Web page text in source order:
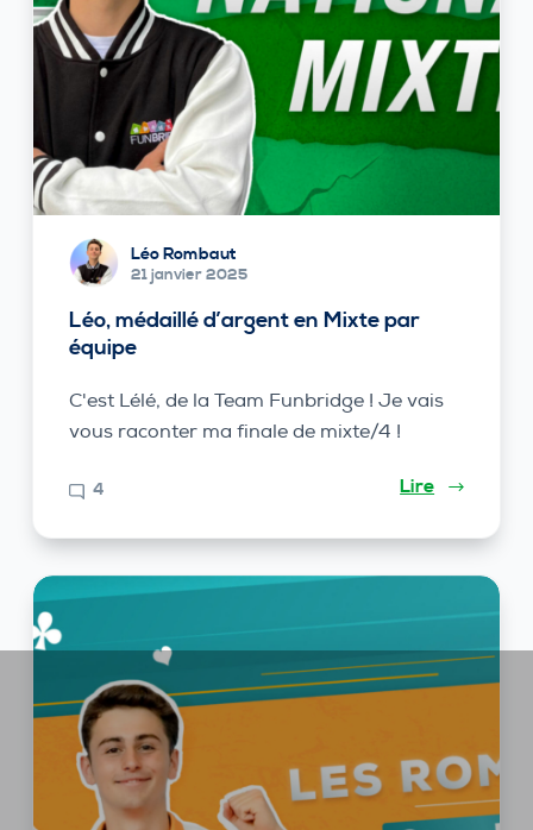
Léo Rombaut
21 janvier 2025
Léo, médaillé d’argent en Mixte par
équipe
C'est Lélé, de la Team Funbridge ! Je vais
vous raconter ma finale de mixte/4 !
4 Lire